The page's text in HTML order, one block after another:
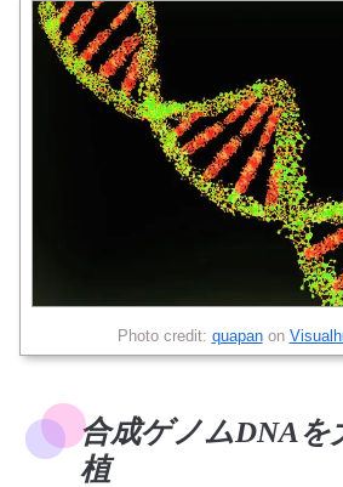
Photo credit: quapanon
合成ゲノムDNAを
植